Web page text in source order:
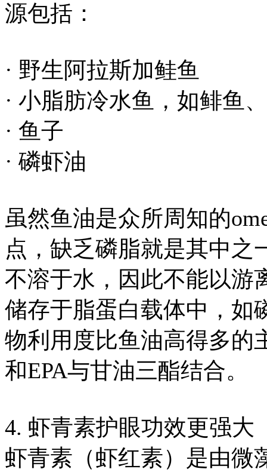
源包括：
· 野生阿拉斯加鲑鱼
· 小脂肪冷水鱼，如鲱鱼
· 鱼子
· 磷虾油
虽然鱼油是众所周知的
点，缺乏磷脂就是其中之
不溶于水，因此不能以游
储存于脂蛋白载体中，如
物利用度比鱼油高得多的
和EPA与甘油三酯结合。
4. 虾青素护眼功效更强大
虾青素（虾红素）是由微